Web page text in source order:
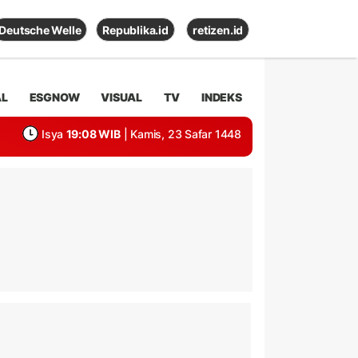
Deutsche Welle Republika.id retizen.id
ESGNOW VISUAL TV INDEKS
Isya 19:08 WIB | Kamis, 23 Safar 1448